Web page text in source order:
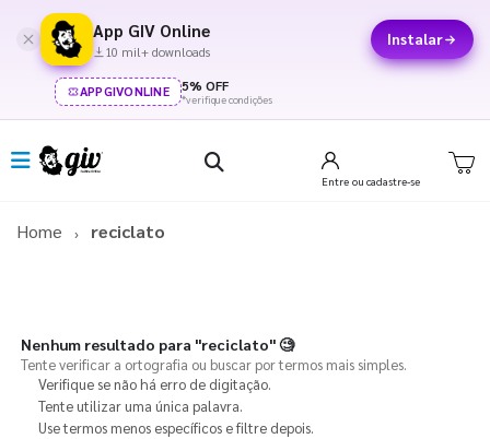
App GIV Online
10 mil+ downloads
Instalar
APPGIVONLINE 5% OFF
*verifique condições
Entre ou cadastre-se
Home reciclato
Nenhum resultado para "reciclato"🧐
Tente verificar a ortografia ou buscar por termos mais simples.
Verifique se não há erro de digitação.
Tente utilizar uma única palavra.
Use termos menos específicos e filtre depois.